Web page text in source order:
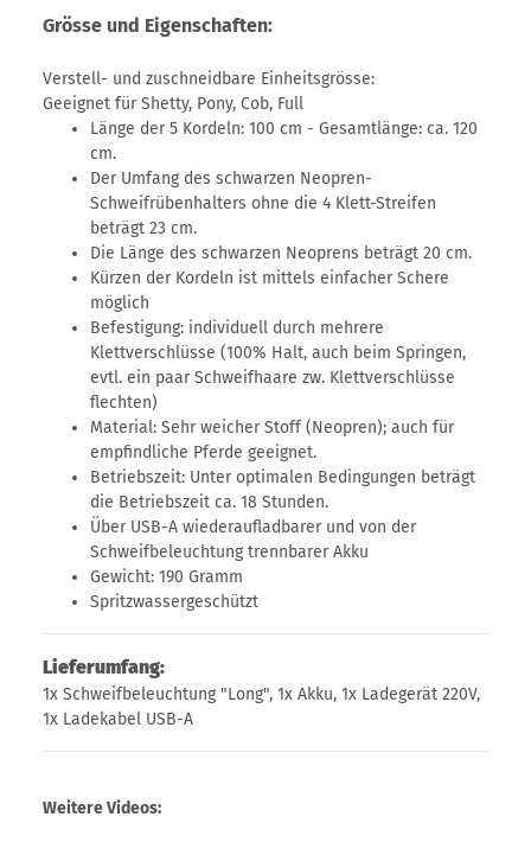
Grösse und Eigenschaften:
Verstell- und zuschneidbare Einheitsgrösse:
Geeignet für Shetty, Pony, Cob, Full
Länge der 5 Kordeln: 100 cm - Gesamtlänge: ca. 120
cm.
Der Umfang des schwarzen Neopren-
Schweifrübenhalters ohne die 4 Klett-Streifen
beträgt 23 cm.
Die Länge des schwarzen Neoprens beträgt 20 cm.
Kürzen der Kordeln ist mittels einfacher Schere
möglich
Befestigung: individuell durch mehrere
Klettverschlüsse (100% Halt, auch beim Springen,
evtl. ein paar Schweifhaare zw. Klettverschlüsse
flechten)
Material: Sehr weicher Stoff (Neopren); auch für
empfindliche Pferde geeignet.
Betriebszeit: Unter optimalen Bedingungen beträgt
die Betriebszeit ca. 18 Stunden.
Über USB-A wiederaufladbarer und von der
Schweifbeleuchtung trennbarer Akku
Gewicht: 190 Gramm
Spritzwassergeschützt
Lieferumfang:
1x Schweifbeleuchtung "Long", 1x Akku, 1x Ladegerät 220V,
1x Ladekabel USB-A
Weitere Videos: